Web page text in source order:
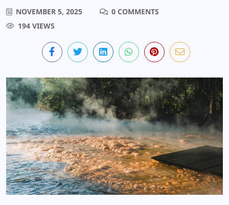
NOVEMBER 5, 2025
0 COMMENTS
194 VIEWS